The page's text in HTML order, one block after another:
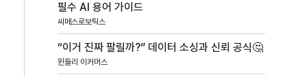
필수 AI 용어 가이드
씨메스로보틱스
“이거 진짜 팔릴까?” 데이터 소싱과 신뢰 공식🤔
윈들리 이커머스